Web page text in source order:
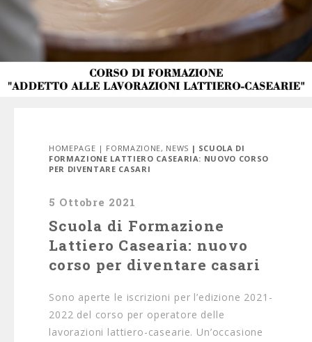
HOMEPAGE | FORMAZIONE, NEWS | SCUOLA DI
FORMAZIONE LATTIERO CASEARIA: NUOVO CORSO
PER DIVENTARE CASARI
5 Ottobre 2021
Scuola di Formazione
Lattiero Casearia: nuovo
corso per diventare casari
Sono aperte le iscrizioni per l’edizione 2021-
2022 del corso per operatore delle
lavorazioni lattiero-casearie. Un’occasione